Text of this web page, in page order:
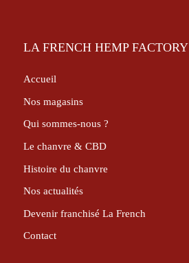
LA FRENCH HEMP FACTORY
Accueil
Nos magasins
Qui sommes-nous ?
Le chanvre & CBD
Histoire du chanvre
Nos actualités
Devenir franchisé La French
Contact